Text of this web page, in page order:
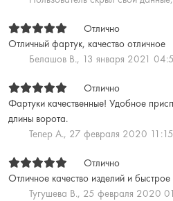
Отлично
Отличный фартук, качество отличное
Белашов В., 13 января 2021
Отлично
Фартуки качественные! Удобное
длины ворота.
Тепер А., 27 февраля 2020 11:15
Отлично
Отличное качество изделий и
Тугушева В., 25 февраля 2020